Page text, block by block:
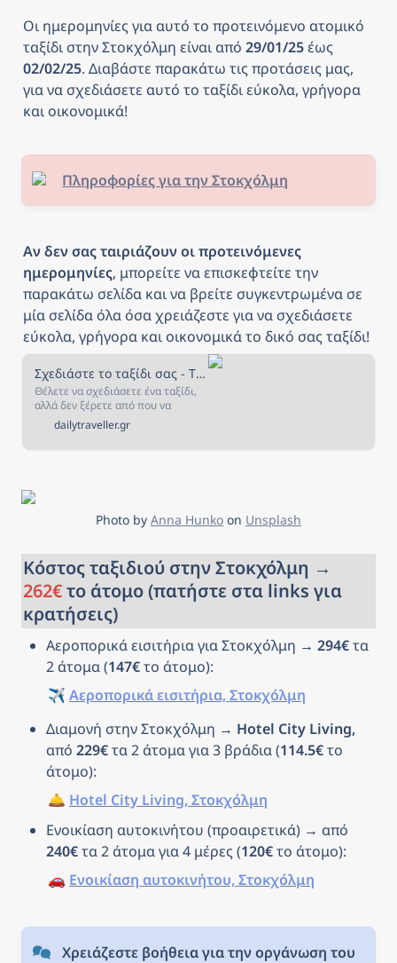
Οι ημερομηνίες για αυτό το προτεινόμενο ατομικό
ταξίδι στην Στοκχόλμη είναι από 29/01/25 έως
02/02/25. Διαβάστε παρακάτω τις προτάσεις μας,
για να σχεδιάσετε αυτό το ταξίδι εύκολα, γρήγορα
και οικονομικά!
Πληροφορίες για την Στοκχόλμη
Αν δεν σας ταιριάζουν οι προτεινόμενες
ημερομηνίες, μπορείτε να επισκεφτείτε την
παρακάτω σελίδα και να βρείτε συγκεντρωμένα σε
μία σελίδα όλα όσα χρειάζεστε για να σχεδιάσετε
εύκολα, γρήγορα και οικονομικά το δικό σας ταξίδι!
Σχεδιάστε το ταξίδι σας - The Daily Traveller
Θέλετε να σχεδιάσετε ένα ταξίδι,
αλλά δεν ξέρετε από που να
ξεκινήσετε; Αν ναι, τότε είστε στο
κατάλληλο μέρος! Στην σελίδα
πάντα ονειρευόσασταν!
dailytraveller.gr
Photo by Anna Hunko on Unsplash
262€ το άτομο (πατήστε στα links για
κρατήσεις)
Αεροπορικά εισιτήρια για Στοκχόλμη → 294€ τα
2 άτομα (147€ το άτομο):
✈️ Αεροπορικά εισιτήρια, Στοκχόλμη
Διαμονή στην Στοκχόλμη →
από 229€ τα 2 άτομα για 3 βράδια (114.5€ το
άτομο):
🛎️ Hotel City Living, Στοκχόλμη
240€ τα 2 άτομα για 4 μέρες (120€ το άτομο):
🚗 Ενοικίαση αυτοκινήτου, Στοκχόλμη
Χρειάζεστε βοήθεια για την οργάνωση του